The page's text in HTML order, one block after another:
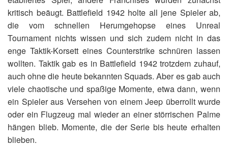
kritisch beäugt. Battlefield 1942 holte all jene Spieler ab,
die vom schnellen Herumgehopse eines Unreal
Tournament nichts wissen und sich zudem nicht in das
enge Taktik-Korsett eines Counterstrike schnüren lassen
wollten. Taktik gab es in Battlefield 1942 trotzdem zuhauf,
auch ohne die heute bekannten Squads. Aber es gab auch
viele chaotische und spaßige Momente, etwa dann, wenn
ein Spieler aus Versehen von einem Jeep überrollt wurde
oder ein Flugzeug mal wieder an einer störrischen Palme
hängen blieb. Momente, die der Serie bis heute erhalten
blieben.